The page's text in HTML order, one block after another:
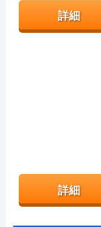
詳細
詳細